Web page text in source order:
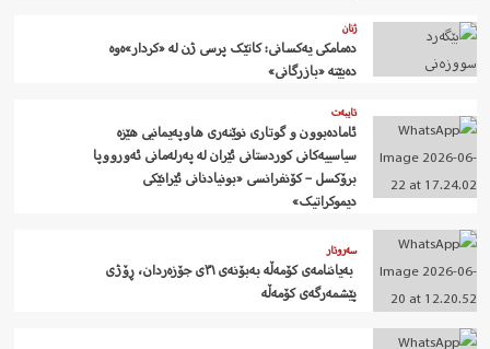
ژنان
دەمامکی یەکسانی: کاتێک پرسی ژن لە «کردار»ەوە
دەبێتە «بازرگانی»
تایبەت
ئامادەبوون و گوتاری نوێنەری هاوپەیمانیی هێزە
سیاسییەکانی کوردستانی ئێران لە پەرلەمانی ئەورووپا
برۆکسل – کۆنفرانسی «بونیادنانی ئێرانێکی
دیموکراتیک»
سەروتار
‍ بەیاننامەی کۆمەڵە بەبۆنەی ٣١ی جۆزەردان، ڕۆژی
پێشمەرگەی کۆمەڵە